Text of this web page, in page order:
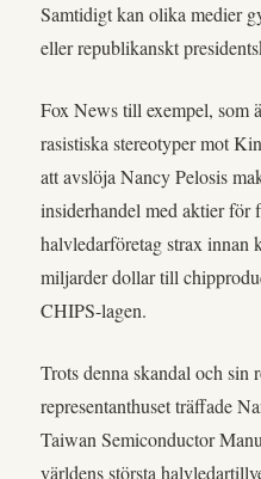
Samtidigt kan olika medier
eller republikanskt
Fox News till exempel, som
rasistiska stereotyper mot
att avslöja Nancy Pelosis
insiderhandel med aktier
halvledarföretag strax innan
miljarder dollar till
CHIPS-lagen.
Trots denna skandal och sin
representanthuset träffade
Taiwan Semiconductor
världens största